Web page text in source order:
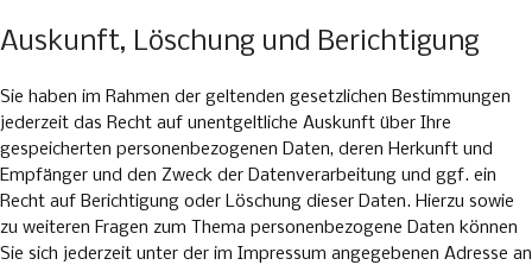
Auskunft, Löschung und Berichtigung
Sie haben im Rahmen der geltenden gesetzlichen Bestimmungen
jederzeit das Recht auf unentgeltliche Auskunft über Ihre
gespeicherten personenbezogenen Daten, deren Herkunft und
Empfänger und den Zweck der Datenverarbeitung und ggf. ein
Recht auf Berichtigung oder Löschung dieser Daten. Hierzu sowie
zu weiteren Fragen zum Thema personenbezogene Daten können
Sie sich jederzeit unter der im Impressum angegebenen Adresse an